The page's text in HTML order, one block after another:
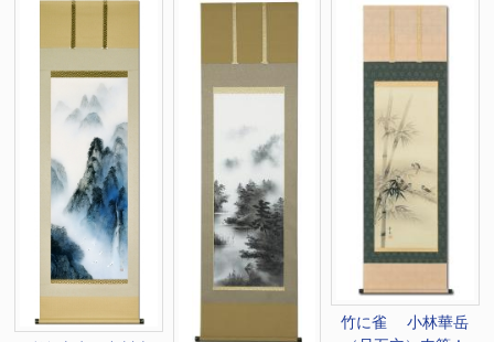
竹に雀 小林華岳